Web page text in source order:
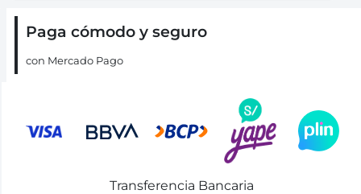
Paga cómodo y seguro
con Mercado Pago
Transferencia Bancaria